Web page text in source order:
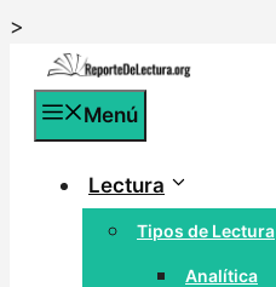
>
contenido
Menú
Lectura
Tipos de Lectura
Analítica